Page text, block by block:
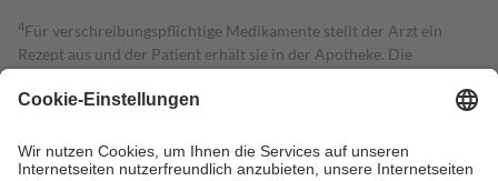
4Für verschreibungspflichtige Medikamente stellt der Arzt ein
Rezept aus und der Patient erhält sie in der Apotheke. Die
Kosten dafür, der Versicherte trägt einen Teil davon als Zuzahlung
Grundsätzlich leisten Mitglieder Zuzahlungen in Höhe von zehn
Prozent des Abgabepreises,mindestensjedochfünf Euround